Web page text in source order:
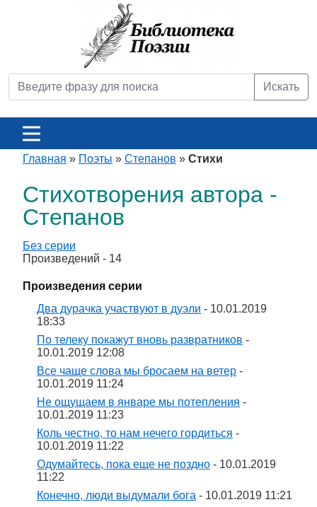
Искать
Главная » Поэты » Степанов » Стихи
Стихотворения автора -
Степанов
Без серии
Произведений - 14
Произведения серии
Два дурачка участвуют в дуэли - 10.01.2019
18:33
По телеку покажут вновь развратников -
10.01.2019 12:08
Все чаще слова мы бросаем на ветер -
10.01.2019 11:24
Не ощущаем в январе мы потепления -
10.01.2019 11:23
Коль честно, то нам нечего гордиться -
10.01.2019 11:22
Одумайтесь, пока еще не поздно - 10.01.2019
11:22
Конечно, люди выдумали бога - 10.01.2019 11:21